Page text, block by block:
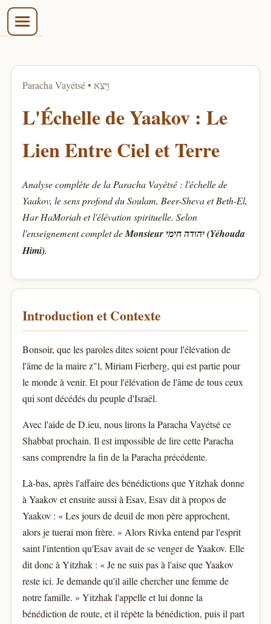
בס״ד
Paracha Vayétsé • וַיֵּצֵא
L'Échelle de Yaakov : Le
Lien Entre Ciel et Terre
Analyse complète de la Paracha Vayétsé : l'échelle de
Yaakov, le sens profond du Soulam, Beer-Sheva et Beth-El,
Har HaMoriah et l'élévation spirituelle. Selon
l'enseignement complet deMonsieur יהודה חימי (Yéhouda
Himi).
Introduction et Contexte
Bonsoir, que les paroles dites soient pour l'élévation de
l'âme de la maire z"l, Miriam Fierberg, qui est partie pour
le monde à venir. Et pour l'élévation de l'âme de tous ceux
qui sont décédés du peuple d'Israël.
Avec l'aide de D.ieu, nous lirons la Paracha Vayétsé ce
Shabbat prochain. Il est impossible de lire cette Paracha
sans comprendre la fin de la Paracha précédente.
Là-bas, après l'affaire des bénédictions que Yitzhak donne
à Yaakov et ensuite aussi à Esav, Esav dit à propos de
Yaakov : « Les jours de deuil de mon père approchent,
alors je tuerai mon frère. » Alors Rivka entend par l'esprit
saint l'intention qu'Esav avait de se venger de Yaakov. Elle
dit donc à Yitzhak : « Je ne suis pas à l'aise que Yaakov
reste ici. Je demande qu'il aille chercher une femme de
notre famille. » Yitzhak l'appelle et lui donne la
bénédiction de route, et il répète la bénédiction, puis il part